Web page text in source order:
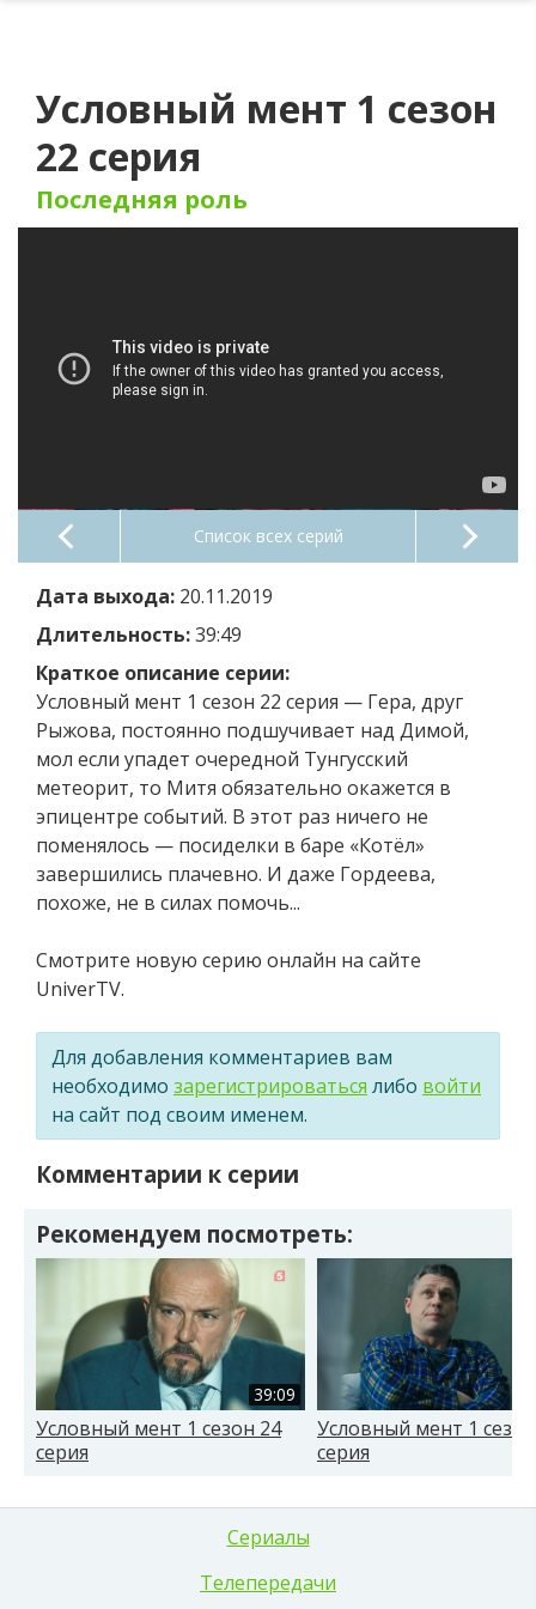
Условный мент 1 сезон
22 серия
Последняя роль
Список всех серий
Дата выхода: 20.11.2019
Длительность:39:49
Краткое описание серии:
Условный мент 1 сезон 22 серия — Гера, друг
Рыжова, постоянно подшучивает над Димой,
мол если упадет очередной Тунгусский
метеорит, то Митя обязательно окажется в
эпицентре событий. В этот раз ничего не
поменялось — посиделки в баре «Котёл»
завершились плачевно. И даже Гордеева,
похоже, не в силах помочь...
Смотрите новую серию онлайн на сайте
UniverTV.
Для добавления комментариев вам
необходимо зарегистрироваться либо войти
на сайт под своим именем.
Комментарии к серии
Рекомендуем посмотреть:
39:09
Условный мент 1 сезон 24
серия
Условный мент 1
серия
Сериалы
Телепередачи